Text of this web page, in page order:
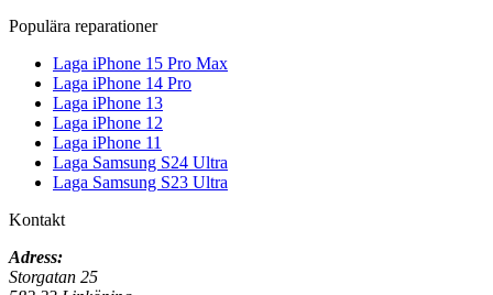
Populära reparationer
Laga iPhone 15 Pro Max
Laga iPhone 14 Pro
Laga iPhone 13
Laga iPhone 12
Laga iPhone 11
Laga Samsung S24 Ultra
Laga Samsung S23 Ultra
Kontakt
Adress:
Storgatan 25